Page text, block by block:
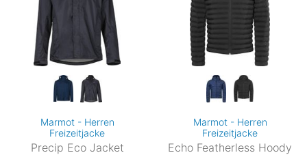
Marmot - Herren
Freizeitjacke
Precip Eco Jacket
Marmot - Herren
Freizeitjacke
Echo Featherless Hoody